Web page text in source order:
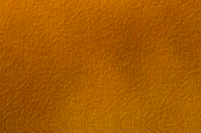
15 серия
16 серия
17 серия